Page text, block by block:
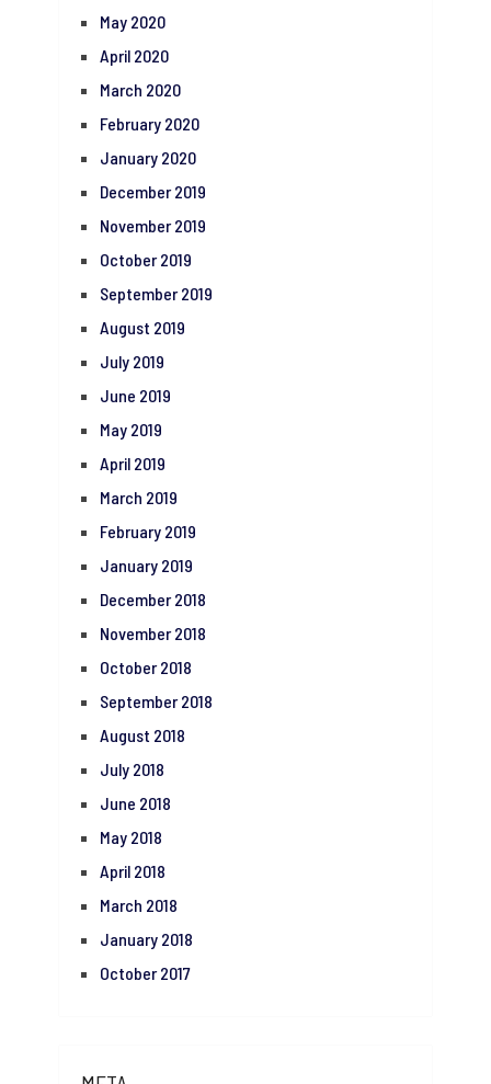
May 2020
April 2020
March 2020
February 2020
January 2020
December 2019
November 2019
October 2019
September 2019
August 2019
July 2019
June 2019
May 2019
April 2019
March 2019
February 2019
January 2019
December 2018
November 2018
October 2018
September 2018
August 2018
July 2018
June 2018
May 2018
April 2018
March 2018
January 2018
October 2017